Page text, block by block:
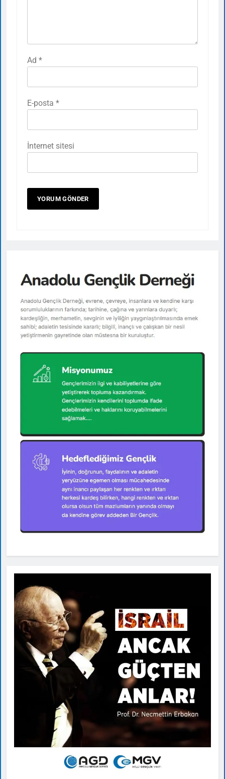
Ad *
E-posta *
İnternet sitesi